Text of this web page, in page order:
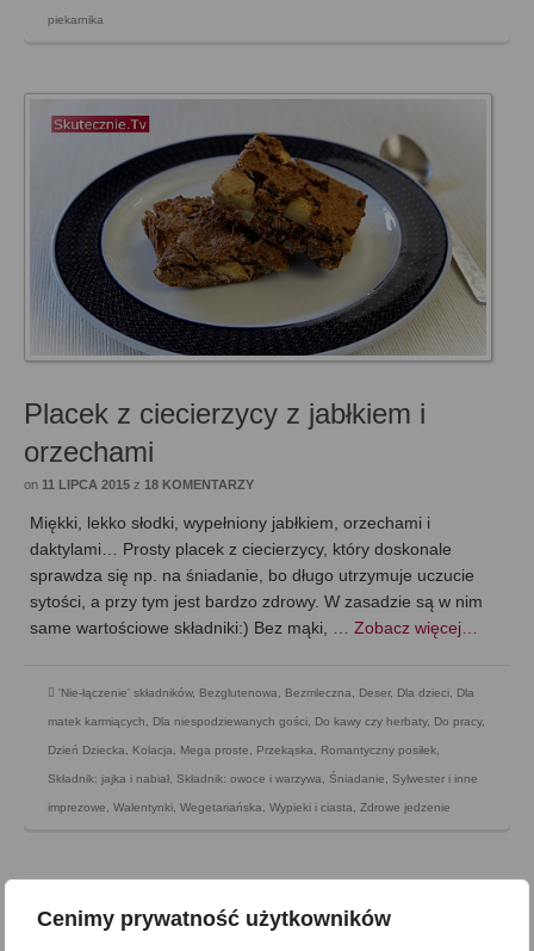
Cenimy prywatność użytkowników
piekarnika
Placek z ciecierzycy z jabłkiem i
orzechami
on 11 LIPCA 2015 z 18 KOMENTARZY
Miękki, lekko słodki, wypełniony jabłkiem, orzechami i
daktylami… Prosty placek z ciecierzycy, który doskonale
sprawdza się np. na śniadanie, bo długo utrzymuje uczucie
sytości, a przy tym jest bardzo zdrowy. W zasadzie są w nim
same wartościowe składniki:) Bez mąki, … Zobacz więcej…
'Nie-łączenie' składników, Bezglutenowa, Bezmleczna, Deser, Dla dzieci, Dla
matek karmiących, Dla niespodziewanych gości, Do kawy czy herbaty, Do pracy,
Dzień Dziecka, Kolacja, Mega proste, Przekąska, Romantyczny posiłek,
Składnik: jajka i nabiał, Składnik: owoce i warzywa, Śniadanie, Sylwester i inne
imprezowe, Walentynki, Wegetariańska, Wypieki i ciasta, Zdrowe jedzenie